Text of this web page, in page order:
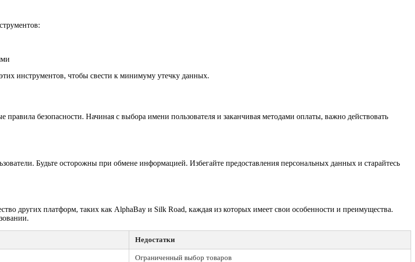
инструментов, чтобы свести к минимуму утечку данных.
безопасности. Начиная с выбора имени пользователя и заканчивая методами оплаты, важно действовать
Будьте осторожны при обмене информацией. Избегайте предоставления персональных данных и старайтесь
других платформ, таких как AlphaBay и Silk Road, каждая из которых имеет свои особенности и преимущества.
Недостатки
Ограниченный выбор товаров